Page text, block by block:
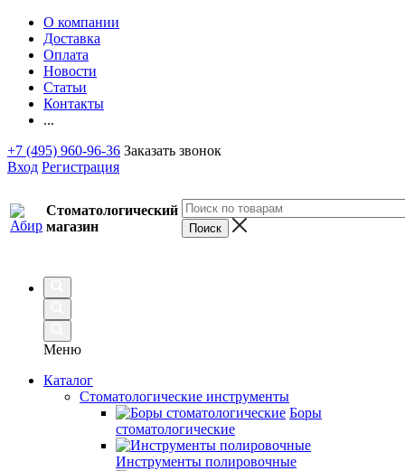
О компании
Доставка
Оплата
Новости
Статьи
Контакты
...
+7 (495) 960-96-36 Заказать звонок
Вход Регистрация
Стоматологический
магазин
Меню
Каталог
Стоматологические инструменты
Боры
стоматологические
Инструменты полировочные